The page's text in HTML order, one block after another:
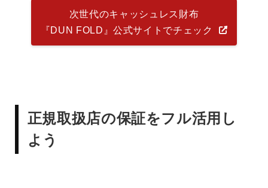
次世代のキャッシュレス財布
『DUN FOLD』公式サイトでチェック
正規取扱店の保証をフル活用し
よう